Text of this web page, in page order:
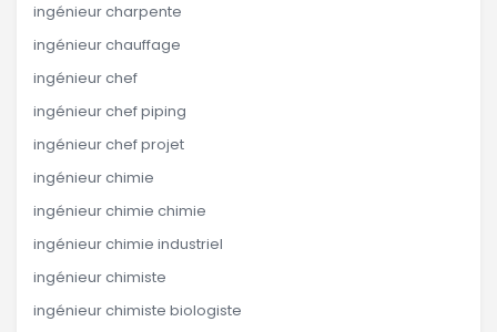
ingénieur charpente
ingénieur chauffage
ingénieur chef
ingénieur chef piping
ingénieur chef projet
ingénieur chimie
ingénieur chimie chimie
ingénieur chimie industriel
ingénieur chimiste
ingénieur chimiste biologiste